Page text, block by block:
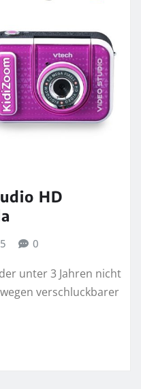
HD
0
unter 3 Jahren nicht
verschluckbarer